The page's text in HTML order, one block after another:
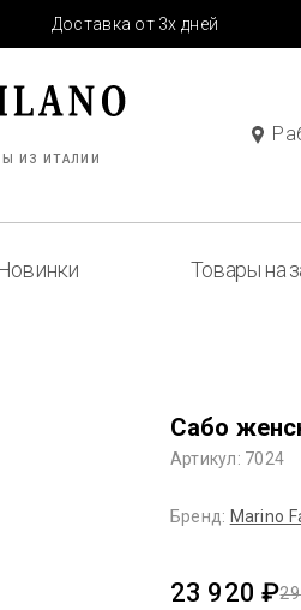
Доставка от 3х дней
ИЗ ИТАЛИИ
Новинки Товары на
Сабо
Артикул: 7024
Бренд: Marino
23 920 ₽